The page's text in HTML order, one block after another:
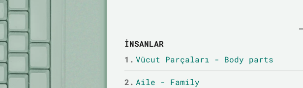
İNSANLAR
1. Vücut Parçaları - Body parts
2. Aile - Family